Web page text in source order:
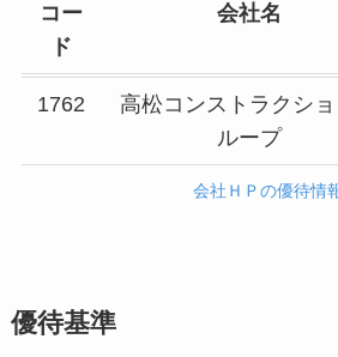
コー
ド
会社名
1762
高松コンストラクシ
ループ
会社ＨＰの優待情
優待基準